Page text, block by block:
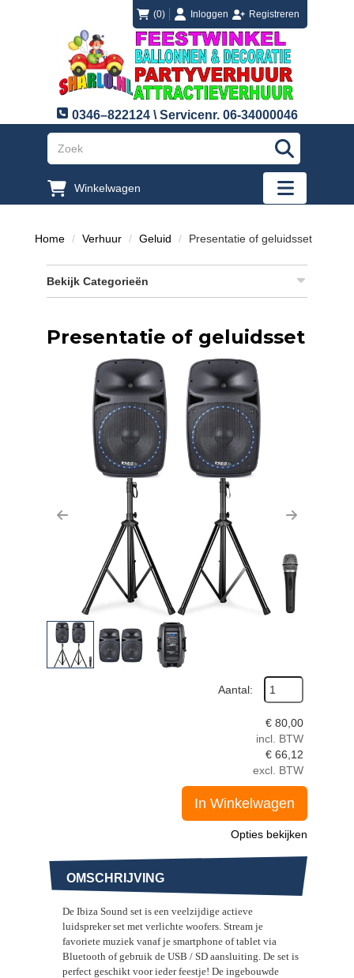
(0) loginInloggen
registreren Registreren
0346–822124 \ Servicenr. 06-34000046
"Zoeken
Winkelwagen
"Toggle
Home Verhuur Geluid Presentatie of geluidsset
Bekijk Categorieën
Presentatie of geluidsset
Previous Next
Aantal:
€ 80,00
incl. BTW
€ 66,12
excl. BTW
In Winkelwagen
Opties bekijken
OMSCHRIJVING
De Ibiza Sound set is een veelzijdige actieve
luidspreker set met verlichte woofers. Stream je
favoriete muziek vanaf je smartphone of tablet via
Bluetooth of gebruik de USB / SD aansluiting. De set is
perfect geschikt voor ieder feestje! De ingebouwde